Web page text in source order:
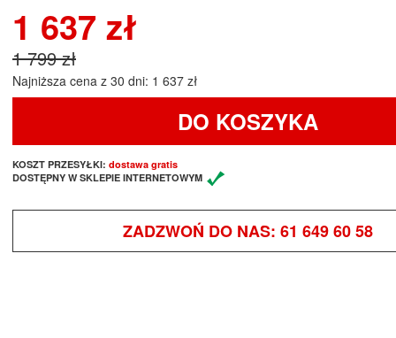
1 637 zł
1 799 zł
Najniższa cena z 30 dni: 1 637 zł
DO KOSZYKA
KOSZT PRZESYŁKI: dostawa gratis
DOSTĘPNY W SKLEPIE INTERNETOWYM
ZADZWOŃ DO NAS: 61 649 60 58